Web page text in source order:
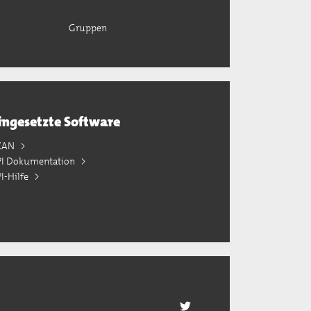
Gruppen
Software
Dokumentation
Hilfe